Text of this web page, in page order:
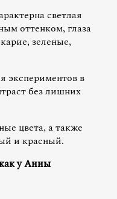
светлая
оттенком, глаза
зеленые,
экспериментов в
без лишних
цвета, а также
и красный.
у Анны